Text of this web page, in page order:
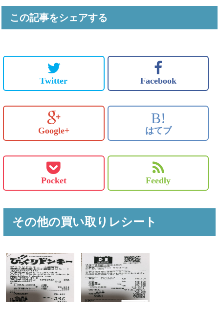
この記事をシェアする
Twitter Facebook
Google+
B!
はてブ
Pocket Feedly
その他の買い取りレシート